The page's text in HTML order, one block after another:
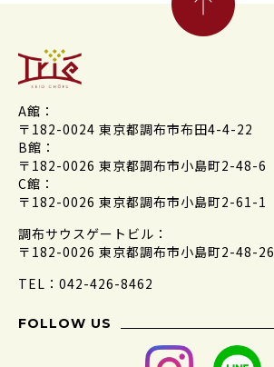
A館：
〒182-0024 東京都調布市布田4-4-22
B館：
〒182-0026 東京都調布市小島町2-48-6
C館：
〒182-0026 東京都調布市小島町2-61-1
調布サウスゲートビル：
〒182-0026 東京都調布市小島町2-48-26
TEL：042-426-8462
FOLLOW US